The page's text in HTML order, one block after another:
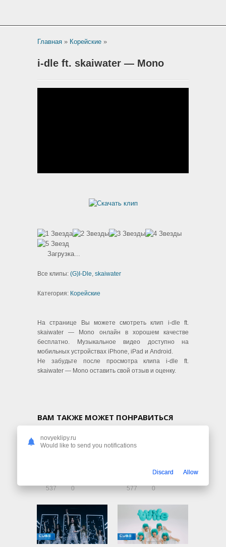
Главная » Корейские »
i-dle ft. skaiwater — Mono
Загрузка...
Все клипы: (G)I-Dle skaiwater
Категория: Корейские
На странице Вы можете смотреть клип i-dle ft.
skaiwater — Mono онлайн в хорошем качестве
бесплатно. Музыкальное видео доступно на
мобильных устройствах iPhone, iPad и Android.
Не забудьте после просмотра клипа i-dle ft.
skaiwater — Mono оставить свой отзыв и оценку.
ВАМ ТАКЖЕ МОЖЕТ ПОНРАВИТЬСЯ
537
0
577
0
novyeklipy.ru
Would like to send you notifications
Discard Allow